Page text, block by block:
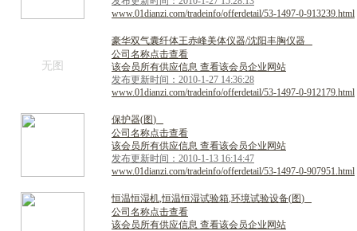
www.01dianzi.com/tradeinfo/offerdetail/53-1497-0-913239.html
无图
豪华双气囊纤体王赤峰美体仪器/沈阳丰胸仪器
公司名称点击查看
该会员所有供应信息 查看该会员企业网站
发布更新时间：2010-1-27 14:36:28
www.01dianzi.com/tradeinfo/offerdetail/53-1497-0-912179.html
保护器(图)
公司名称点击查看
该会员所有供应信息 查看该会员企业网站
发布更新时间：2010-1-13 16:14:47
www.01dianzi.com/tradeinfo/offerdetail/53-1497-0-907951.html
恒温恒湿机,恒温恒湿试验箱,环境试验设备(图)
公司名称点击查看
该会员所有供应信息 查看该会员企业网站